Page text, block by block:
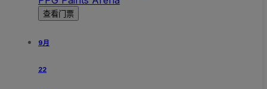
查看门票
9月
22